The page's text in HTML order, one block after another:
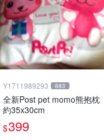
Y1711989293 883
全新Post pet momo熊抱枕
約35x30cm
$399